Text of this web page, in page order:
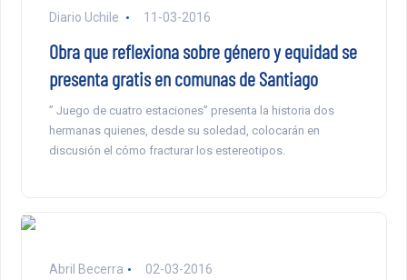
Diario Uchile 11-03-2016
Obra que reflexiona sobre género y equidad se
presenta gratis en comunas de Santiago
” Juego de cuatro estaciones” presenta la historia dos
hermanas quienes, desde su soledad, colocarán en
discusión el cómo fracturar los estereotipos.
Abril Becerra 02-03-2016